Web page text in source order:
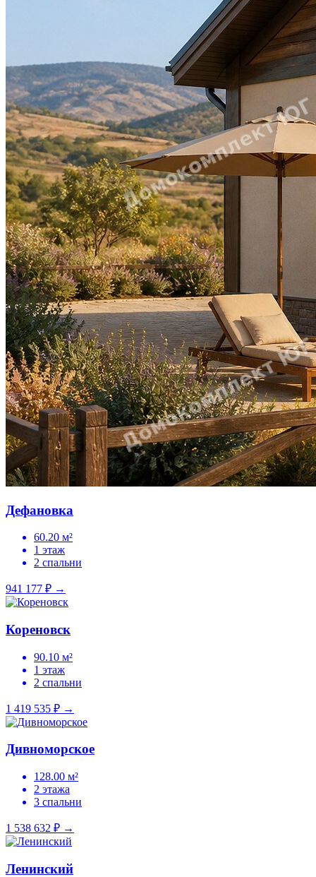
Дефановка
60.20 м²
1 этаж
2 спальни
941 177 ₽ →
Кореновск
90.10 м²
1 этаж
2 спальни
1 419 535 ₽ →
Дивноморское
128.00 м²
2 этажа
3 спальни
1 538 632 ₽ →
Ленинский